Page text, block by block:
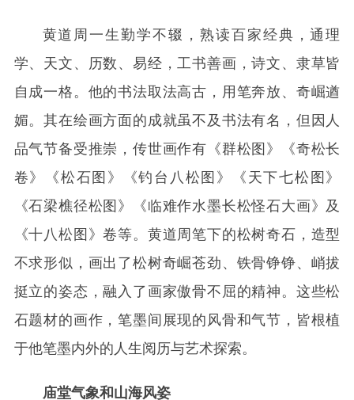
黄道周一生勤学不辍，熟读百家经典，通理
学、天文、历数、易经，工书善画，诗文、隶草皆
自成一格。他的书法取法高古，用笔奔放、奇崛遒
媚。其在绘画方面的成就虽不及书法有名，但因人
品气节备受推崇，传世画作有《群松图》《奇松长
卷》《松石图》《钓台八松图》《天下七松图》
《石梁樵径松图》《临难作水墨长松怪石大画》及
《十八松图》卷等。黄道周笔下的松树奇石，造型
不求形似，画出了松树奇崛苍劲、铁骨铮铮、峭拔
挺立的姿态，融入了画家傲骨不屈的精神。这些松
石题材的画作，笔墨间展现的风骨和气节，皆根植
于他笔墨内外的人生阅历与艺术探索。
庙堂气象和山海风姿